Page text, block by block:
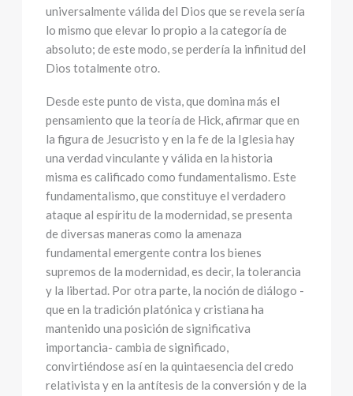
universalmente válida del Dios que se revela sería
lo mismo que elevar lo propio a la categoría de
absoluto; de este modo, se perdería la infinitud del
Dios totalmente otro.
Desde este punto de vista, que domina más el
pensamiento que la teoría de Hick, afirmar que en
la figura de Jesucristo y en la fe de la Iglesia hay
una verdad vinculante y válida en la historia
misma es calificado como fundamentalismo. Este
fundamentalismo, que constituye el verdadero
ataque al espíritu de la modernidad, se presenta
de diversas maneras como la amenaza
fundamental emergente contra los bienes
supremos de la modernidad, es decir, la tolerancia
y la libertad. Por otra parte, la noción de diálogo -
que en la tradición platónica y cristiana ha
mantenido una posición de significativa
importancia- cambia de significado,
convirtiéndose así en la quintaesencia del credo
relativista y en la antítesis de la conversión y de la